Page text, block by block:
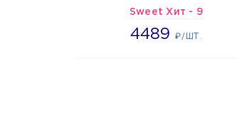
Sweet Хит - 9
4489₽/ШТ.
4489